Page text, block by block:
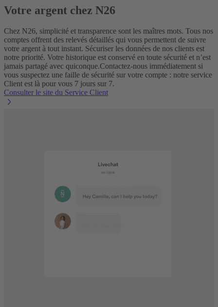
Votre argent chez N26
Chez N26, simplicité et transparence sont les maîtres mots. Tous nos
comptes offrent des relevés détaillés qui vous permettent de suivre
votre argent à tout instant. Sécuriser les données de nos clients est
notre priorité. Votre historique est conservé en toute sécurité et n’est
jamais partagé avec quiconque.Contactez-nous immédiatement si
vous suspectez une faille de sécurité sur votre compte : notre service
Client est là pour vous 7 jours sur 7.
Consulter le site du Service Client